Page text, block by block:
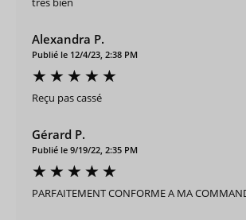
Alexandra P.
Publié le 12/4/23, 2:38 PM
Reçu pas cassé
Gérard P.
Publié le 9/19/22, 2:35 PM
PARFAITEMENT CONFORME A MA